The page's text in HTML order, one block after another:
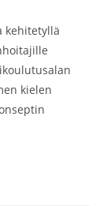
kehitetyllä
kielen